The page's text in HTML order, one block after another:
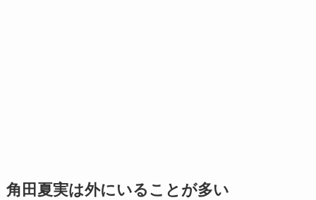
角田夏実は外にいることが多い